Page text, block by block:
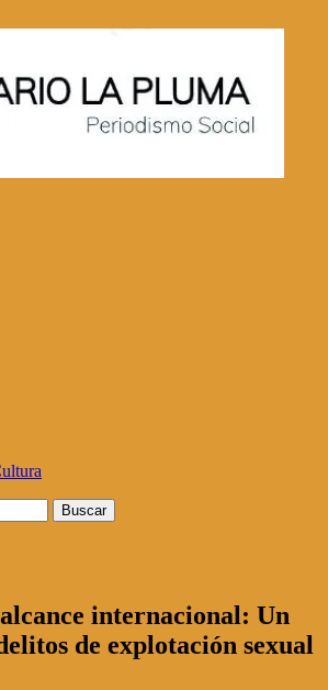
internacional: Un
de explotación sexual